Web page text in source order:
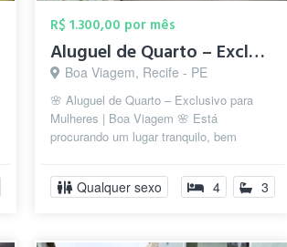
R$ 1.300,00 por mês
Aluguel de Quarto – Exclusivo para Mulhe...
Boa Viagem, Recife - PE
🌸 Aluguel de Quarto – Exclusivo para
Mulheres | Boa Viagem 🌸 Está
procurando um lugar tranquilo, bem
Temos a o...
Qualquer sexo 4 3